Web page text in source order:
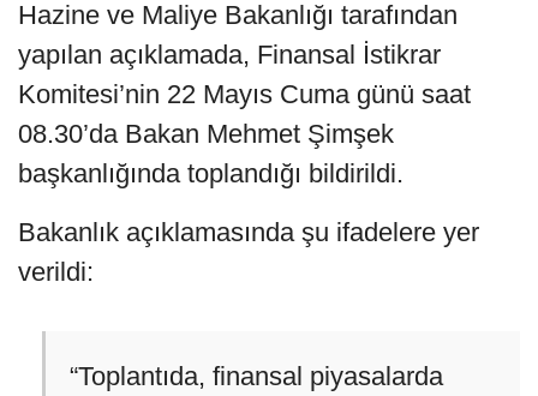
Hazine ve Maliye Bakanlığı tarafından
yapılan açıklamada, Finansal İstikrar
Komitesi’nin 22 Mayıs Cuma günü saat
08.30’da Bakan Mehmet Şimşek
başkanlığında toplandığı bildirildi.
Bakanlık açıklamasında şu ifadelere yer
verildi:
“Toplantıda, finansal piyasalarda